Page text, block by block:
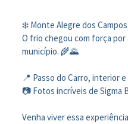
❄️ Monte Alegre dos
O frio chegou com força
município. 🌾🌄
📍 Passo do Carro, interior
📷 Fotos incríveis de Sigma
Venha viver essa